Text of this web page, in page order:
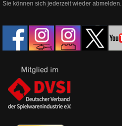
Sie können sich jederzeit wieder abmelden.